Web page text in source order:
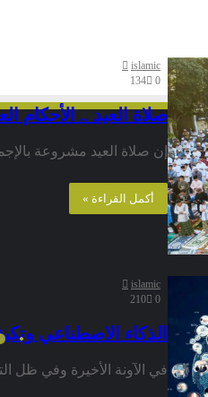
islamic
0
134
صلاة العيد .. الأحكام
إن صلاة العيد مشروعة
أكمل القراءة »
islamic
0
210
الذكاء الاصطناعي
في الآونة الأخيرة وفي ظل